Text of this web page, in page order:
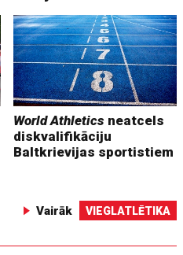
World Athletics neatcels
diskvalifikāciju
Baltkrievijas sportistiem
Vairāk VIEGLATLĒTIKA